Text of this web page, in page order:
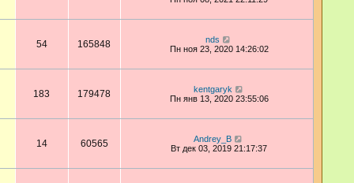
54 165848
nds
Пн ноя 23, 2020 14:26:02
183 179478
kentgaryk
Пн янв 13, 2020 23:55:06
14 60565
Andrey_B
Вт дек 03, 2019 21:17:37